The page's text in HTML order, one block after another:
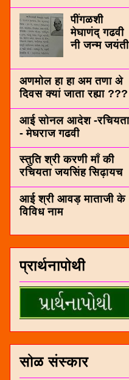
पींगळशी
मेघाणंद् गढवी
नी जन्म जयंती
अणमोल हा हा अम तणा अे
दिवस क्यां जाता रह्या ???
आई सोनल आदेश -रचियता
- मेघराज गढवी
स्तुति श्री करणी माँ की
रचियता जयसिंह सिढ़ायच
आई श्री आवड़ माताजी के
विविध नाम
प्रार्थनापोथी
सोळ संस्कार